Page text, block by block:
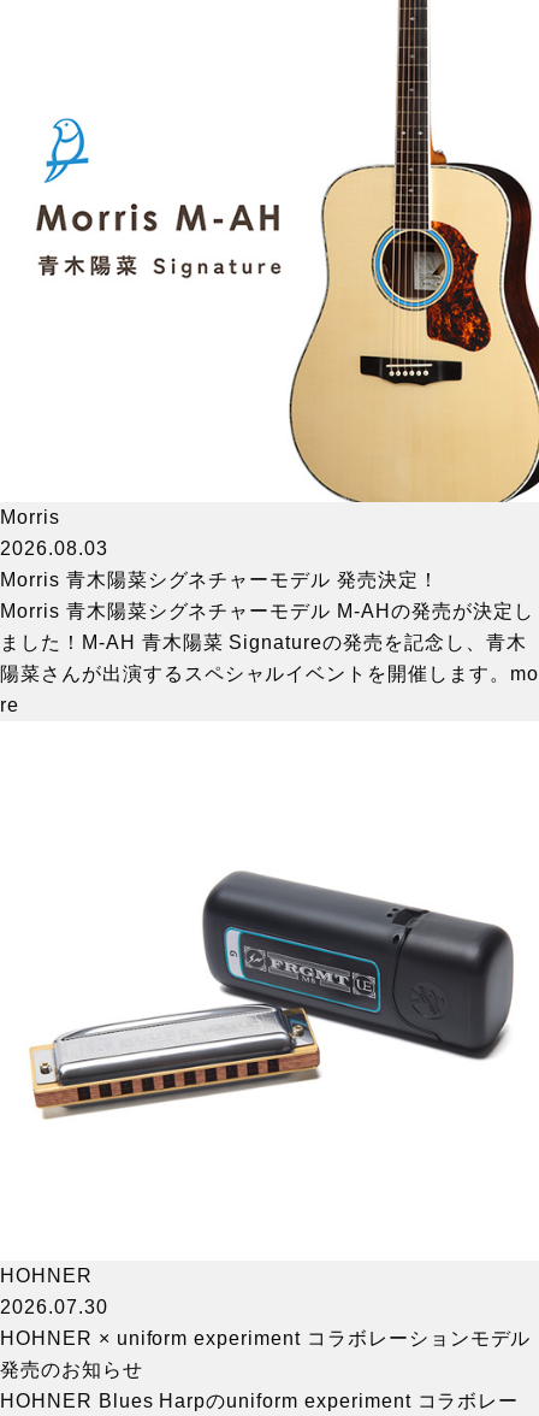
Morris
2026.08.03
Morris 青木陽菜シグネチャーモデル 発売決定！
Morris 青木陽菜シグネチャーモデル M-AHの発売が決定し
ました！M-AH 青木陽菜 Signatureの発売を記念し、青木
陽菜さんが出演するスペシャルイベントを開催します。 mo
re
HOHNER
2026.07.30
HOHNER × uniform experiment コラボレーションモデル
発売のお知らせ
HOHNER Blues Harpのuniform experiment コラボレー